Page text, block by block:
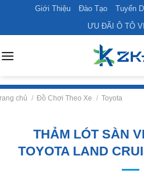
content
Giới Thiệu Đào Tạo Tuyển
ƯU ĐÃI Ô TÔ
chủ / Đồ Chơi Theo Xe / Toyota
THẢM LÓT SÀN
TOYOTA LAND